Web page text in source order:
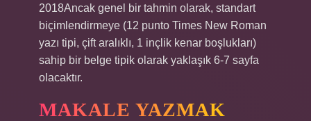
2018Ancak genel bir tahmin olarak, standart
biçimlendirmeye (12 punto Times New Roman
yazı tipi, çift aralıklı, 1 inçlik kenar boşlukları)
sahip bir belge tipik olarak yaklaşık 6-7 sayfa
olacaktır.
MAKALE YAZMAK